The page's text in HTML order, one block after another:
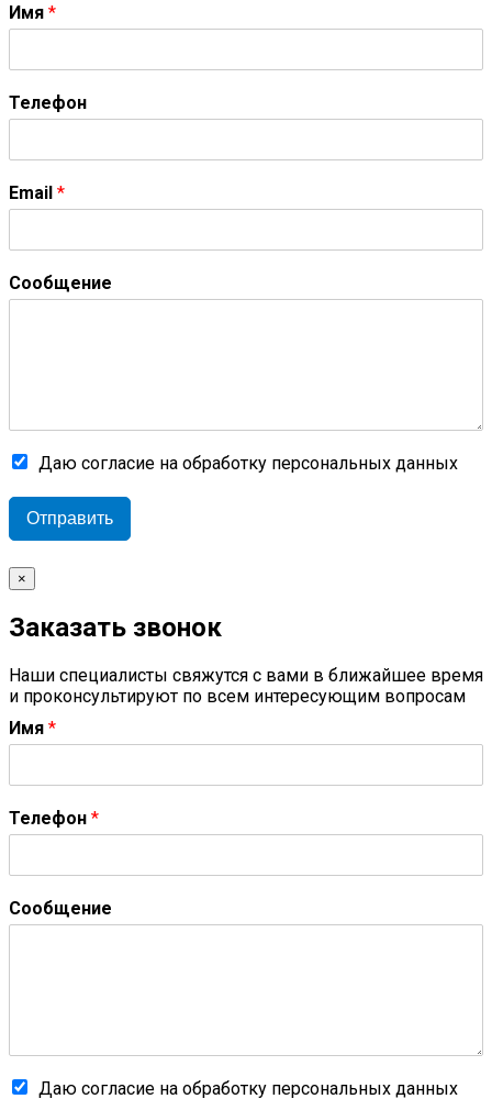
Имя *
Телефон
Email *
Сообщение
Даю согласие на обработку персональных данных
Отправить
×
Заказать звонок
Наши специалисты свяжутся с вами в ближайшее время
и проконсультируют по всем интересующим вопросам
Имя *
Телефон *
Сообщение
Даю согласие на обработку персональных данных